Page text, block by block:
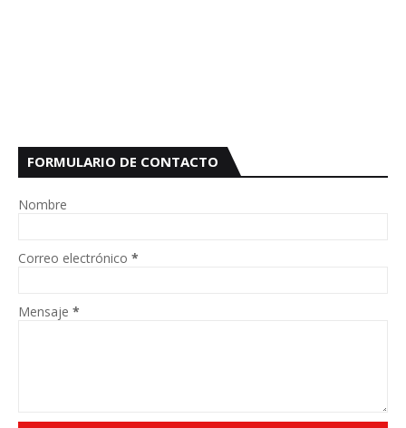
FORMULARIO DE CONTACTO
Nombre
Correo electrónico *
Mensaje *